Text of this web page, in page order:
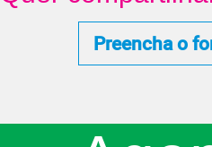
Preencha o